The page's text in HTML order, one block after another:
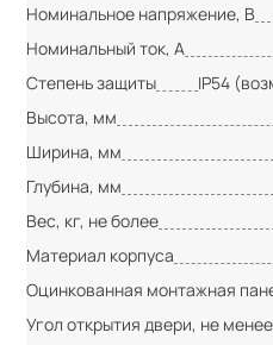
Номинальное напряжение, В
Номинальный ток, А
Степень защиты
IP54
Высота, мм
Ширина, мм
Глубина, мм
Вес, кг, не более
Материал корпуса
Оцинкованная монтажная
Угол открытия двери, не менее